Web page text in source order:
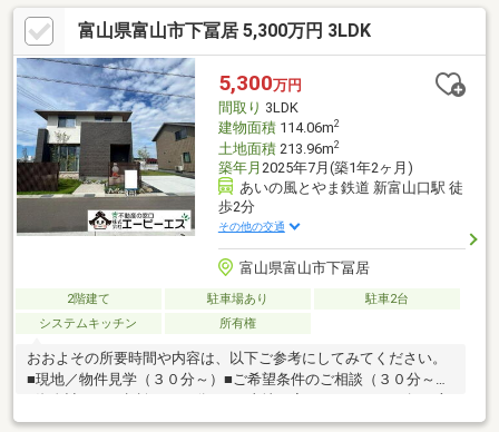
お持ちの方のお住み替えのご相談（３０分～）マイホーム購入は
人生の大切なご決断です。気になる点は何でもお気軽にご相談く
ださい。当社スタッフが、ご納得頂けるまでご相談をお受けいた
します。【0120-011-768】へお電話いただくか、【オレンジ色資
料請求（無料）ボタン】【赤色見学予約をする（無料）ボタン】
よりお問い合わせください。
富山県富山市下冨居 5,300万円 3LDK
5,300万円
間取り 3LDK
建物面積114.06m2
土地面積213.96m2
築年月 2025年7月(築1年2ヶ月)
あいの風とやま鉄道 新富山口駅 徒
歩2分
その他の交通
富山県富山市下冨居
2階建て 駐車場あり
駐車2台
システムキッチン
所有権
おおよその所要時間や内容は、以下ご参考にしてみてください。
■現地／物件見学（３０分～）■ご希望条件のご相談（３０分～）
のご相談（３０分～）■会社の強みのご紹介（３０分～）■持家を